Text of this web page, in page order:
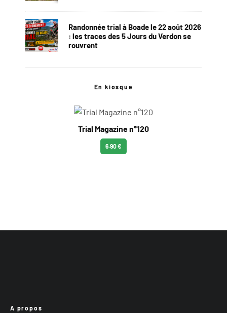
Randonnée trial à Boade le 22 août 2026
: les traces des 5 Jours du Verdon se
rouvrent
En kiosque
Trial Magazine n°120
6.90 €
A propos